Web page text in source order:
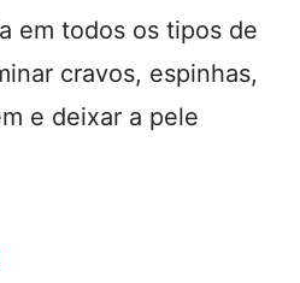
em todos os tipos de
cravos, espinhas,
e deixar a pele